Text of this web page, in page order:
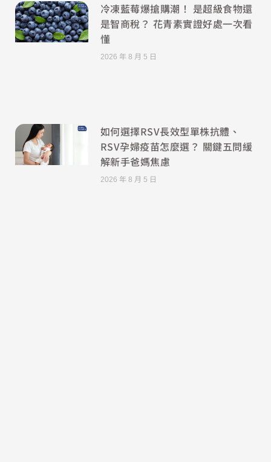
冷凍藍莓爆搶購潮！ 是超級食物還
是智商稅？ 花青素實證好處一次看
懂
2026 年 8 月 5 日
如何選擇RSV長效型單株抗體、
RSV孕婦疫苗怎麼選？ 關鍵五問緩
解新手爸媽焦慮
2026 年 8 月 5 日